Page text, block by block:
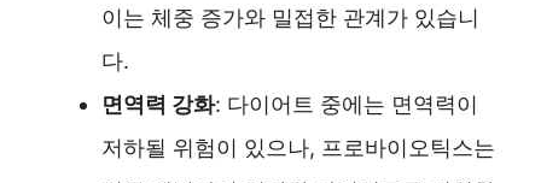
이는 체중 증가와 밀접한 관계가 있습니
다.
면역력 강화: 다이어트 중에는 면역력이
저하될 위험이 있으나, 프로바이오틱스는